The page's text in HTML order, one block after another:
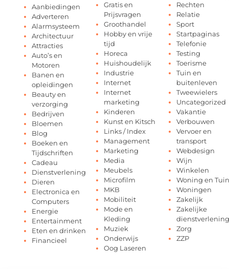
Aanbiedingen
Adverteren
Alarmsysteem
Architectuur
Attracties
Auto’s en
Motoren
Banen en
opleidingen
Beauty en
verzorging
Bedrijven
Bloemen
Blog
Boeken en
Tijdschriften
Cadeau
Dienstverlening
Dieren
Electronica en
Computers
Energie
Entertainment
Eten en drinken
Financieel
Gratis en
Prijsvragen
Groothandel
Hobby en vrije
tijd
Horeca
Huishoudelijk
Industrie
Internet
Internet
marketing
Kinderen
Kunst en Kitsch
Links / Index
Management
Marketing
Media
Meubels
Microfilm
MKB
Mobiliteit
Mode en
Kleding
Muziek
Onderwijs
Oog Laseren
Rechten
Relatie
Sport
Startpaginas
Telefonie
Testing
Toerisme
Tuin en
buitenleven
Tweewielers
Uncategorized
Vakantie
Verbouwen
Vervoer en
transport
Webdesign
Wijn
Winkelen
Woning en Tuin
Woningen
Zakelijk
Zakelijke
dienstverlening
Zorg
ZZP